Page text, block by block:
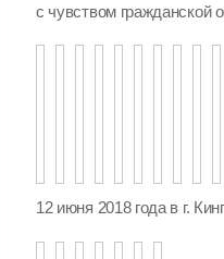
с чувством гражданской
12 июня 2018 года в г.